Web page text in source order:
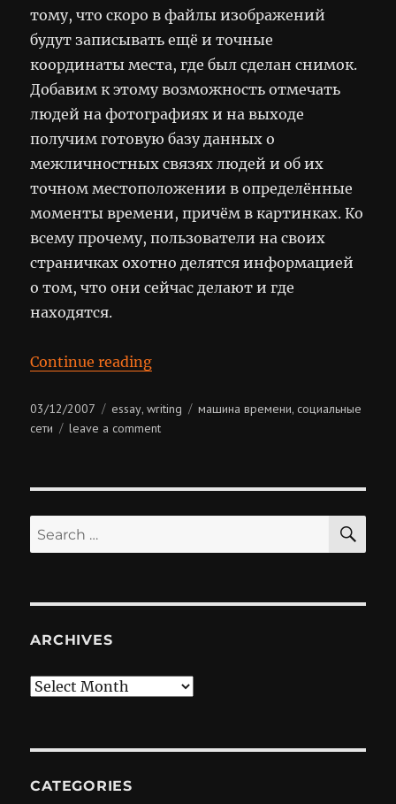
тому, что скоро в файлы изображений
будут записывать ещё и точные
координаты места, где был сделан снимок.
Добавим к этому возможность отмечать
людей на фотографиях и на выходе
получим готовую базу данных о
межличностных связях людей и об их
точном местоположении в определённые
моменты времени, причём в картинках. Ко
всему прочему, пользователи на своих
страничках охотно делятся информацией
о том, что они сейчас делают и где
находятся.
Continue reading“Лоскутная машина времени”
Posted
on
03/12/2007 Categories
essay,writing Tags
машина времени,социальные
сети
leave a commenton
времени
Search
for:
ARCHIVES
Archives
CATEGORIES